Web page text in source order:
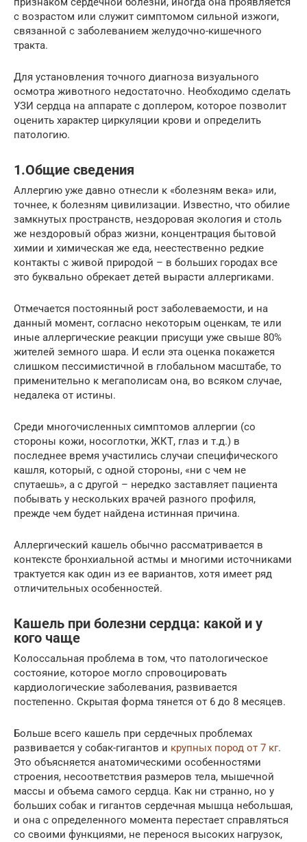
с возрастом или служит симптомом сильной изжоги,
связанной с заболеванием желудочно-кишечного
тракта.
Для установления точного диагноза визуального
осмотра животного недостаточно. Необходимо сделать
УЗИ сердца на аппарате с доплером, которое позволит
оценить характер циркуляции крови и определить
патологию.
1.Общие сведения
Аллергию уже давно отнесли к «болезням века» или,
точнее, к болезням цивилизации. Известно, что обилие
замкнутых пространств, нездоровая экология и столь
же нездоровый образ жизни, концентрация бытовой
химии и химическая же еда, неестественно редкие
контакты с живой природой – в больших городах все
это буквально обрекает детей вырасти аллергиками.
Отмечается постоянный рост заболеваемости, и на
данный момент, согласно некоторым оценкам, те или
иные аллергические реакции присущи уже свыше 80%
жителей земного шара. И если эта оценка покажется
слишком пессимистичной в глобальном масштабе, то
применительно к мегаполисам она, во всяком случае,
недалека от истины.
Среди многочисленных симптомов аллергии (со
стороны кожи, носоглотки, ЖКТ, глаз и т.д.) в
последнее время участились случаи специфического
кашля, который, с одной стороны, «ни с чем не
спутаешь», а с другой – нередко заставляет пациента
побывать у нескольких врачей разного профиля,
прежде чем будет найдена истинная причина.
Аллергический кашель обычно рассматривается в
контексте бронхиальной астмы и многими источниками
трактуется как один из ее вариантов, хотя имеет ряд
отличительных особенностей.
Кашель при болезни сердца: какой и у
кого чаще
Колоссальная проблема в том, что патологическое
состояние, которое могло спровоцировать
кардиологические заболевания, развивается
постепенно. Скрытая форма тянется от 6 до 8 месяцев.
Больше всего кашель при сердечных проблемах
развивается у собак-гигантов и крупных пород от 7 кг.
Это объясняется анатомическими особенностями
строения, несоответствия размеров тела, мышечной
массы и объема самого сердца. Как ни странно, но у
больших собак и гигантов сердечная мышца небольшая,
и она с определенного момента перестает справляться
со своими функциями, не перенося высоких нагрузок,